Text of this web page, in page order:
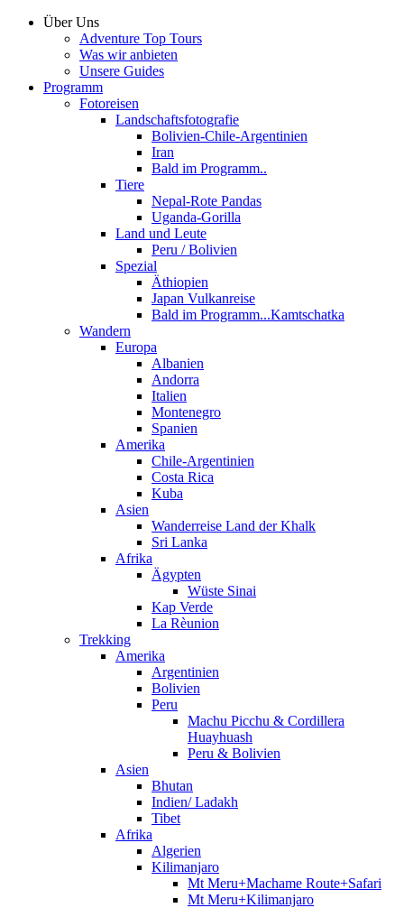
Über Uns
Adventure Top Tours
Was wir anbieten
Unsere Guides
Programm
Fotoreisen
Landschaftsfotografie
Bolivien-Chile-Argentinien
Iran
Bald im Programm..
Tiere
Nepal-Rote Pandas
Uganda-Gorilla
Land und Leute
Peru / Bolivien
Spezial
Äthiopien
Japan Vulkanreise
Bald im Programm...Kamtschatka
Wandern
Europa
Albanien
Andorra
Italien
Montenegro
Spanien
Amerika
Chile-Argentinien
Costa Rica
Kuba
Asien
Wanderreise Land der Khalk
Sri Lanka
Afrika
Ägypten
Wüste Sinai
Kap Verde
La Rèunion
Trekking
Amerika
Argentinien
Bolivien
Peru
Machu Picchu & Cordillera
Huayhuash
Peru & Bolivien
Asien
Bhutan
Indien/ Ladakh
Tibet
Afrika
Algerien
Kilimanjaro
Mt Meru+Machame Route+Safari
Mt Meru+Kilimanjaro